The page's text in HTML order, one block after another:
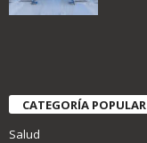
CATEGORÍA POPULAR
Salud